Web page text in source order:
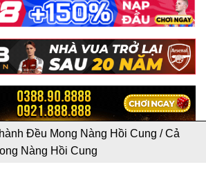
Đều Mong Nàng Hồi Cung /Cả
Nàng Hồi Cung